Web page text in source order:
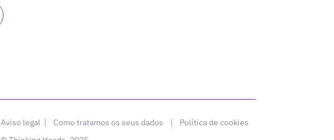
Aviso legal | Como tratamos os seus dados | Política de cookies